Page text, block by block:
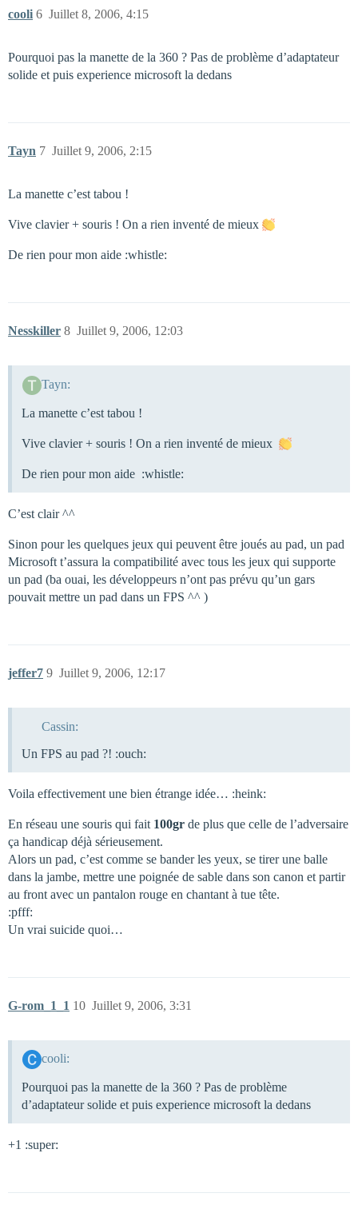
cooli Juillet 8, 2006, 4:15
6
Pourquoi pas la manette de la 360 ? Pas de problème d’adaptateur
solide et puis experience microsoft la dedans
Tayn Juillet 9, 2006, 2:15
7
La manette c’est tabou !
Vive clavier + souris ! On a rien inventé de mieux
De rien pour mon aide :whistle:
Nesskiller Juillet 9, 2006, 12:03
8
Tayn:
La manette c’est tabou !
Vive clavier + souris ! On a rien inventé de mieux
De rien pour mon aide :whistle:
C’est clair ^^
Sinon pour les quelques jeux qui peuvent être joués au pad, un pad
Microsoft t’assura la compatibilité avec tous les jeux qui supporte
un pad (ba ouai, les développeurs n’ont pas prévu qu’un gars
pouvait mettre un pad dans un FPS ^^ )
jeffer7 Juillet 9, 2006, 12:17
9
Cassin:
Un FPS au pad ?! :ouch:
Voila effectivement une bien étrange idée… :heink:
En réseau une souris qui fait 100gr de plus que celle de l’adversaire
ça handicap déjà sérieusement.
Alors un pad, c’est comme se bander les yeux, se tirer une balle
dans la jambe, mettre une poignée de sable dans son canon et partir
au front avec un pantalon rouge en chantant à tue tête.
:pfff:
Un vrai suicide quoi…
G-rom_1_1 Juillet 9, 2006, 3:31
10
cooli:
Pourquoi pas la manette de la 360 ? Pas de problème
d’adaptateur solide et puis experience microsoft la dedans
+1 :super: